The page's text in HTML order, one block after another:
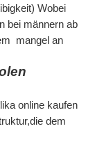
Wobei
bei männern ab
mangel an
online kaufen
dem